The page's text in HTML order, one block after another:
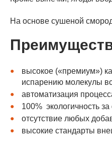
На основе сушеной
высокое («премиум»)
испарению молекулы
автоматизация
100% экологичность за
отсутствие любых
высокие стандарты